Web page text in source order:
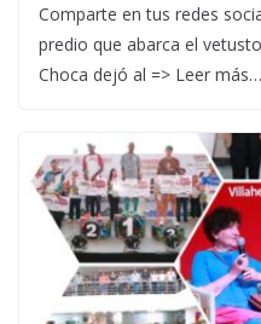
Comparte en tus redes
predio que abarca el
Choca dejó al => Leer más…